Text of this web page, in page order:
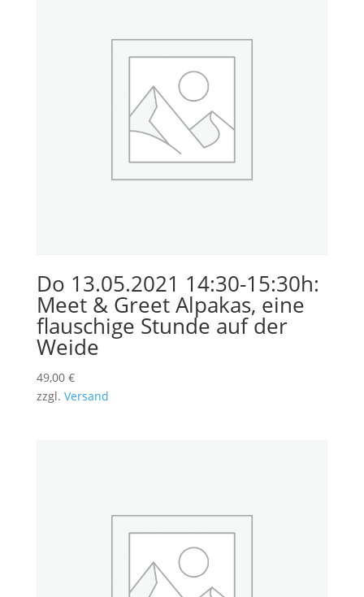
Do 13.05.2021 14:30-15:30h:
Meet & Greet Alpakas, eine
flauschige Stunde auf der
Weide
49,00 €
zzgl. Versand